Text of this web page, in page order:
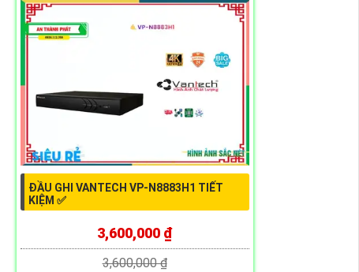
ĐẦU GHI VANTECH VP-N8883H1 TIẾT
KIỆM ✅
3,600,000 ₫
3,600,000 ₫